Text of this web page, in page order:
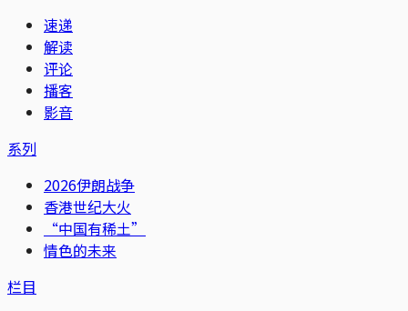
速递
解读
评论
播客
影音
系列
2026伊朗战争
香港世纪大火
“中国有稀土”
情色的未来
栏目